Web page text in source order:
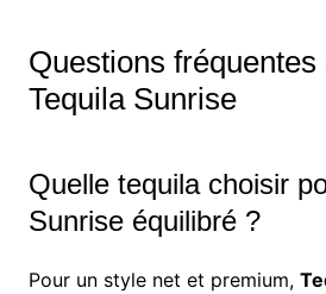
Questions
Tequila Sunrise
Quelle tequila choisir
Sunrise équilibré ?
Pour un style net et premium,